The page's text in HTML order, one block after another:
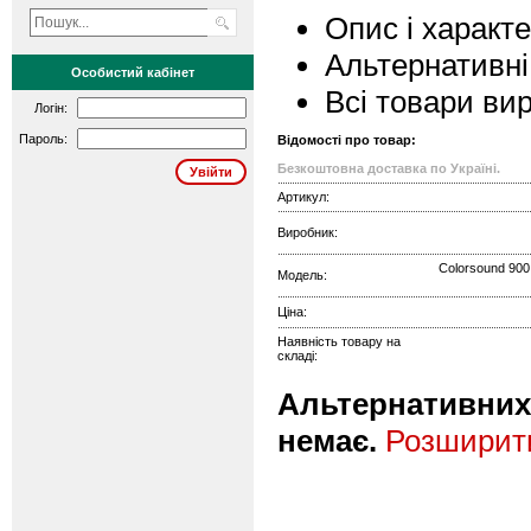
Особистий кабінет
Логін:
Пароль:
Опис і
Всі товари
Відомості про товар:
Безкоштовна доставка по Україні.
Артикул:
Виробник:
Модель: Colorsound
Ціна:
Наявність товару на
складі:
Альтернативних
немає.